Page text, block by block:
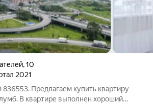
,10
2021
Предлагаем купить квартиру
В квартире выполнен хороший